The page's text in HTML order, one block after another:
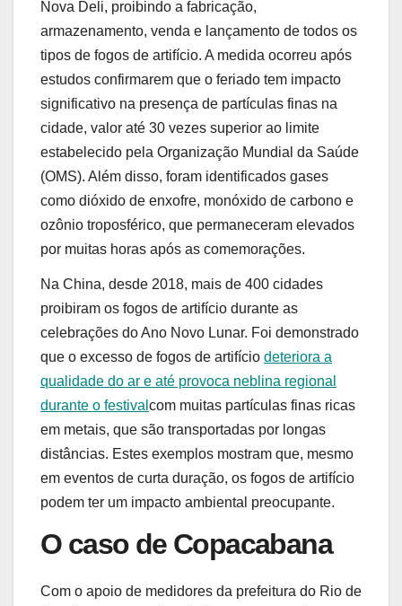
Nova Deli, proibindo a fabricação,
armazenamento, venda e lançamento de todos os
tipos de fogos de artifício. A medida ocorreu após
estudos confirmarem que o feriado tem impacto
significativo na presença de partículas finas na
cidade, valor até 30 vezes superior ao limite
estabelecido pela Organização Mundial da Saúde
(OMS). Além disso, foram identificados gases
como dióxido de enxofre, monóxido de carbono e
ozônio troposférico, que permaneceram elevados
por muitas horas após as comemorações.
Na China, desde 2018, mais de 400 cidades
proibiram os fogos de artifício durante as
celebrações do Ano Novo Lunar. Foi demonstrado
que o excesso de fogos de artifício deteriora a
qualidade do ar e até provoca neblina regional
durante o festival com muitas partículas finas ricas
em metais, que são transportadas por longas
distâncias. Estes exemplos mostram que, mesmo
em eventos de curta duração, os fogos de artifício
podem ter um impacto ambiental preocupante.
O caso de Copacabana
Com o apoio de medidores da prefeitura do Rio de